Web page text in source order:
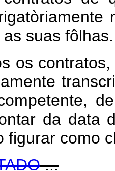
suas fôlhas.
os
da data
figurar como
...